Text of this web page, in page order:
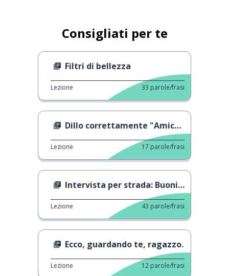
Consigliati per te
Filtri di bellezza
Lezione 33 parole/frasi
Dillo correttamente "Amico vs Partner"
Lezione 17 parole/frasi
Intervista per strada: Buoni propositi
Lezione 43 parole/frasi
Ecco, guardando te, ragazzo.
Lezione 12 parole/frasi